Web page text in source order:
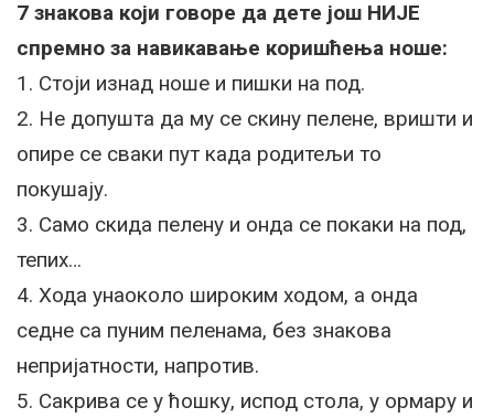
7 знакова који говоре да дете још НИЈЕ
спремно за навикавање коришћења ноше:
1. Стоји изнад ноше и пишки на под.
2. Не допушта да му се скину пелене, вришти и
опире се сваки пут када родитељи то
покушају.
3. Само скида пелену и онда се покаки на под,
тепих…
4. Хода унаоколо широким ходом, а онда
седне са пуним пеленама, без знакова
непријатности, напротив.
5. Сакрива се у ћошку, испод стола, у ормару и